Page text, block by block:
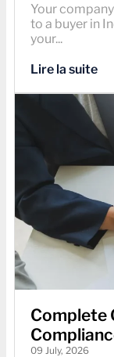
Your
to a buyer in
your...
Lire la suite
Complete
09 July, 2026